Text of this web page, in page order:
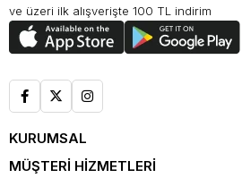
ve üzeri ilk alışverişte 100 TL indirim
KURUMSAL
MÜŞTERİ HİZMETLERİ